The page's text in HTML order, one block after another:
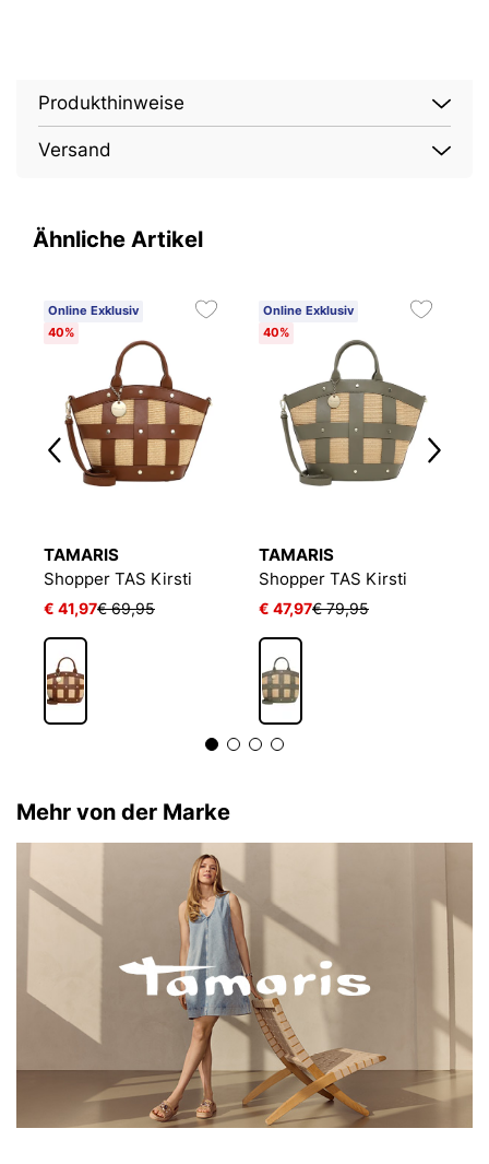
Produkthinweise
Versand
Ähnliche Artikel
Online Exklusiv
40%
TAMARIS
Shopper TAS Kirsti
€ 41,97€ 69,95
Online Exklusiv
40%
TAMARIS
Shopper TAS Kirsti
€ 47,97€ 79,95
Mehr von der Marke